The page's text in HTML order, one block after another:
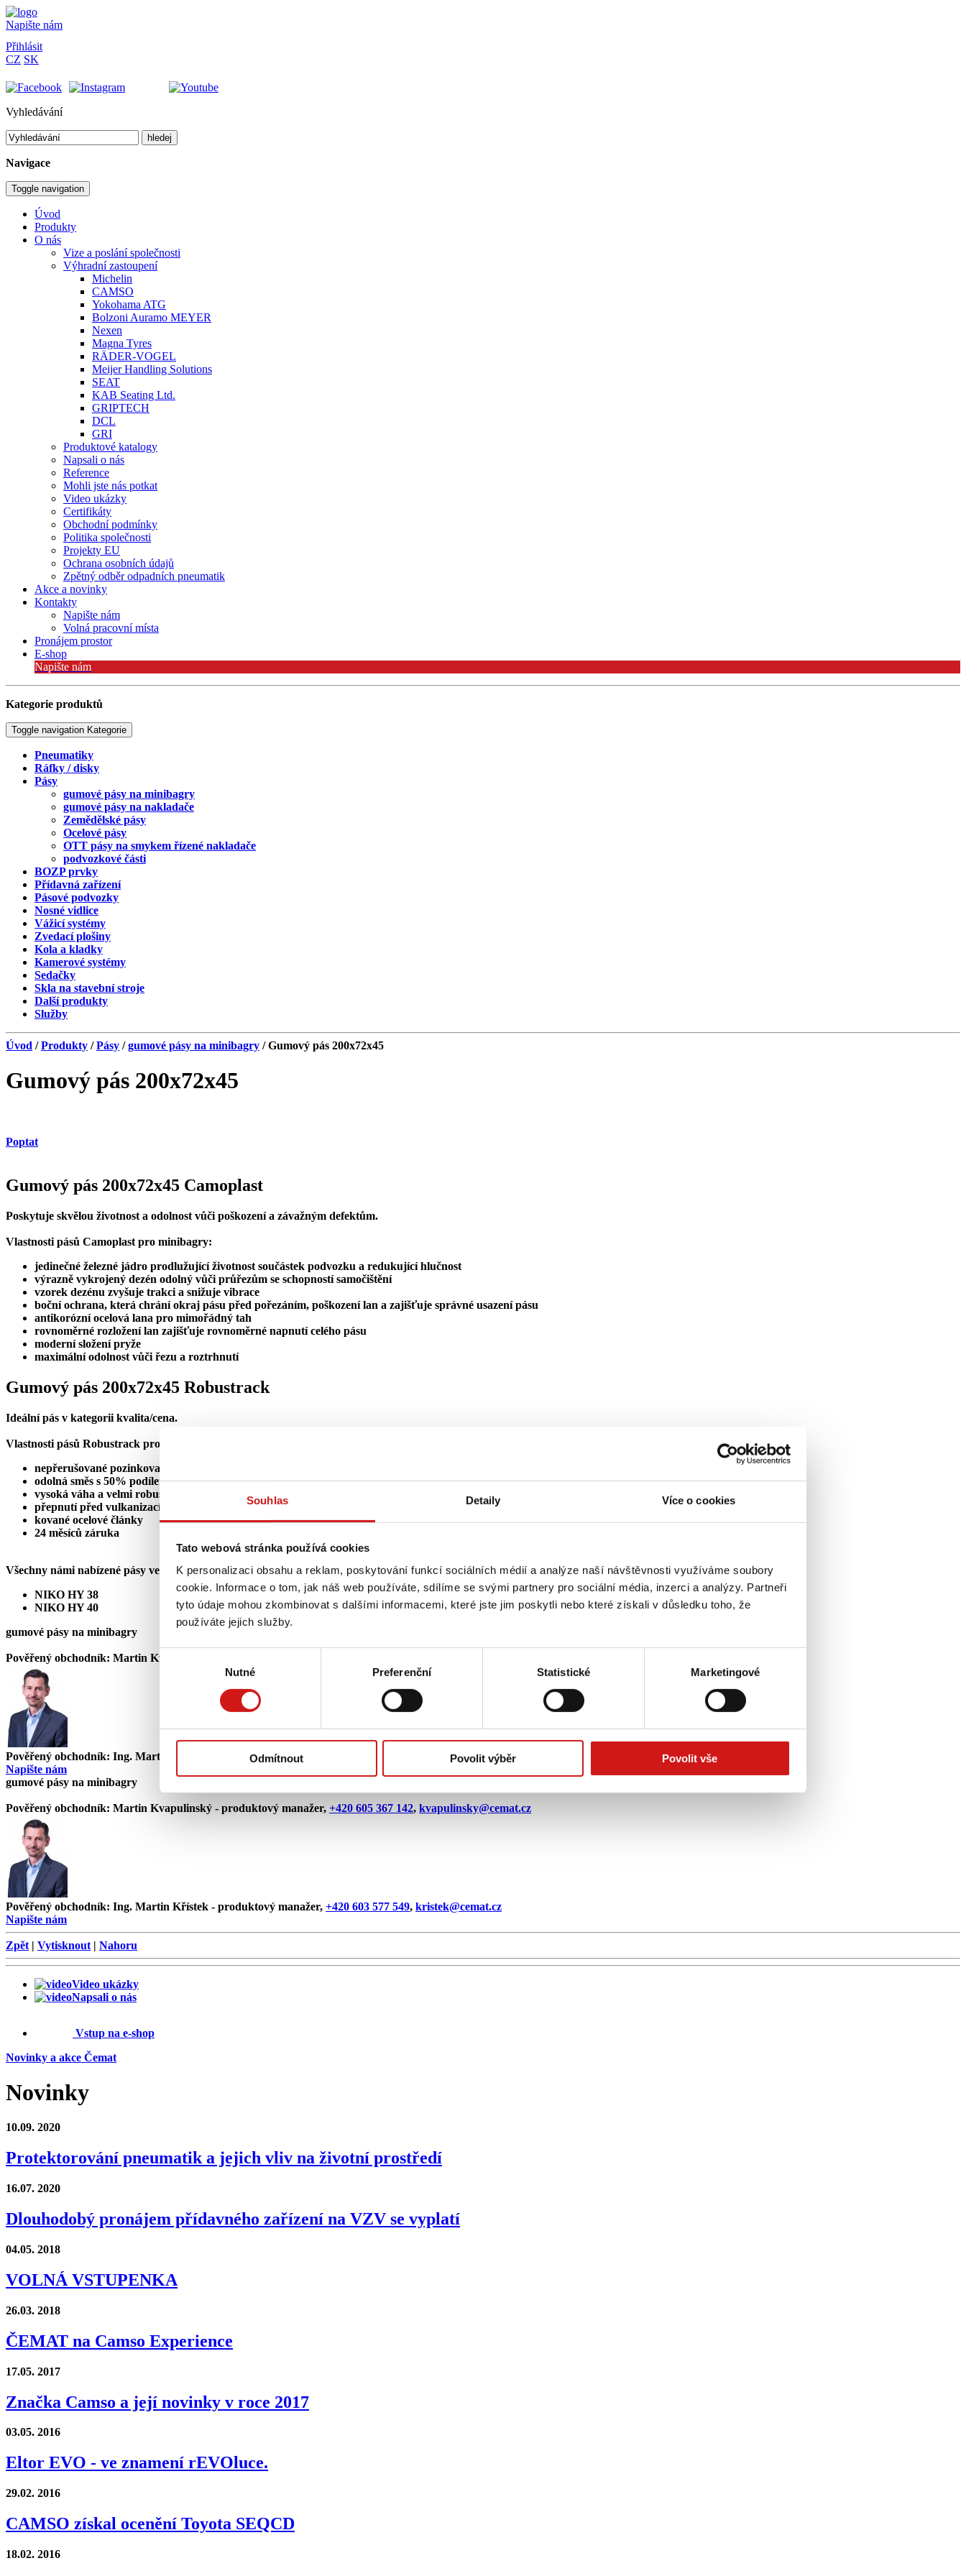
Souhlas Detaily Více o cookies
Tato webová stránka používá cookies
K personalizaci obsahu a reklam, poskytování funkcí sociálních médií a analýze naší návštěvnosti využíváme soubory
cookie. Informace o tom, jak náš web používáte, sdílíme se svými partnery pro sociální média, inzerci a analýzy. Partneři
tyto údaje mohou zkombinovat s dalšími informacemi, které jste jim poskytli nebo které získali v důsledku toho, že
používáte jejich služby.
Výběr
Nutné Preferenční Statistické Marketingové
Odmítnout Povolit výběr Povolit vše
Napište nám
Přihlásit
CZ SK
Vyhledávání
hledej
Navigace
Toggle navigation
Úvod
Produkty
O nás
Vize a poslání společnosti
Výhradní zastoupení
Michelin
CAMSO
Yokohama ATG
Bolzoni Auramo MEYER
Nexen
Magna Tyres
RÄDER-VOGEL
Meijer Handling Solutions
SEAT
KAB Seating Ltd.
GRIPTECH
DCL
GRI
Produktové katalogy
Napsali o nás
Reference
Mohli jste nás potkat
Video ukázky
Certifikáty
Obchodní podmínky
Politika společnosti
Projekty EU
Ochrana osobních údajů
Zpětný odběr odpadních pneumatik
Akce a novinky
Kontakty
Napište nám
Volná pracovní místa
Pronájem prostor
E-shop
Napište nám
Kategorie produktů
Toggle navigation Kategorie
Pneumatiky
Ráfky / disky
Pásy
gumové pásy na minibagry
gumové pásy na nakladače
Zemědělské pásy
Ocelové pásy
OTT pásy na smykem řízené nakladače
podvozkové části
BOZP prvky
Přídavná zařízení
Pásové podvozky
Nosné vidlice
Vážicí systémy
Zvedací plošiny
Kola a kladky
Kamerové systémy
Sedačky
Skla na stavební stroje
Další produkty
Služby
Úvod /Produkty /Pásy /gumové pásy na minibagry / Gumový pás 200x72x45
Gumový pás 200x72x45
Poptat
Gumový pás 200x72x45 Camoplast
Poskytuje skvělou životnost a odolnost vůči poškození a závažným defektům.
Vlastnosti pásů Camoplast pro minibagry:
jedinečné železné jádro prodlužující životnost součástek podvozku a redukující hlučnost
výrazně vykrojený dezén odolný vůči průřezům se schopností samočištění
vzorek dezénu zvyšuje trakci a snižuje vibrace
boční ochrana, která chrání okraj pásu před pořezáním, poškození lan a zajišťuje správné usazení pásu
antikorózní ocelová lana pro mimořádný tah
rovnoměrné rozložení lan zajišťuje rovnoměrné napnutí celého pásu
moderní složení pryže
maximální odolnost vůči řezu a roztrhnutí
Gumový pás 200x72x45 Robustrack
Ideální pás v kategorii kvalita/cena.
Vlastnosti pásů Robustrack pro minibagry:
nepřerušované pozinkované lano uvnitř pásu
odolná směs s 50% podílem přírodního kaučuku
vysoká váha a velmi robustní design
přepnutí před vulkanizací (zabraňuje natáhnutí pásu při práci)
kované ocelové články
24 měsíců záruka
Všechny námi nabízené pásy velikosti 200x72x45 jsou vhodné na stroje:
NIKO HY 38
NIKO HY 40
gumové pásy na minibagry
Pověřený obchodník: Martin Kvapulinský - produktový manažer
Pověřený obchodník: Ing. Martin Křístek - produktový manažer
kristek@cemat.cz
Napište nám
gumové pásy na minibagry
Pověřený obchodník: Martin Kvapulinský - produktový manažer, +420 605 367 142, kvapulinsky@cemat.cz
Pověřený obchodník: Ing. Martin Křístek - produktový manažer, +420 603 577 549, kristek@cemat.cz
Napište nám
Zpět | Vytisknout | Nahoru
Video ukázky
Napsali o nás
Vstup na e-shop
Novinky a akce Čemat
Novinky
10.09. 2020
Protektorování pneumatik a jejich vliv na životní prostředí
16.07. 2020
Dlouhodobý pronájem přídavného zařízení na VZV se vyplatí
04.05. 2018
VOLNÁ VSTUPENKA
26.03. 2018
ČEMAT na Camso Experience
17.05. 2017
Značka Camso a její novinky v roce 2017
03.05. 2016
Eltor EVO - ve znamení rEVOluce.
29.02. 2016
CAMSO získal ocenění Toyota SEQCD
18.02. 2016